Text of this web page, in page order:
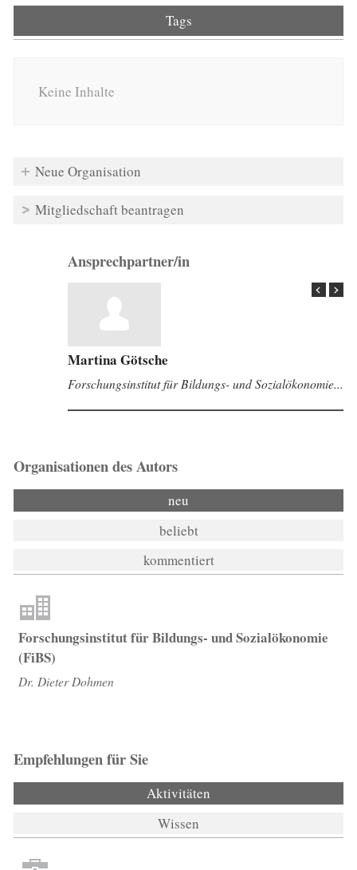
Tags
Keine Inhalte
Neue Organisation
Mitgliedschaft beantragen
Ansprechpartner/in
Martina Götsche
Forschungsinstitut für Bildungs- und Sozialökonomie...
Organisationen des Autors
neu
beliebt
kommentiert
Forschungsinstitut für Bildungs- und Sozialökonomie
(FiBS)
Dr. Dieter Dohmen
Empfehlungen für Sie
Aktivitäten
Wissen